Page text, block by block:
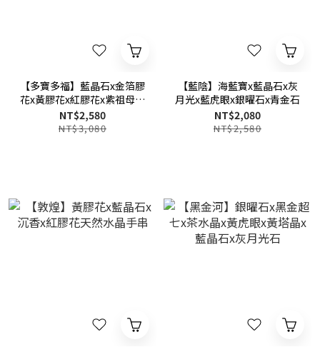
【多寶多福】藍晶石x金箔膠
花x黃膠花x紅膠花x紫祖母晶
x橙色月光石x海藍寶x紫水晶
x綠鋰雲母
NT$2,580
NT$3,080
【藍陰】海藍寶x藍晶石x灰
月光x藍虎眼x銀曜石x青金石
NT$2,080
NT$2,580